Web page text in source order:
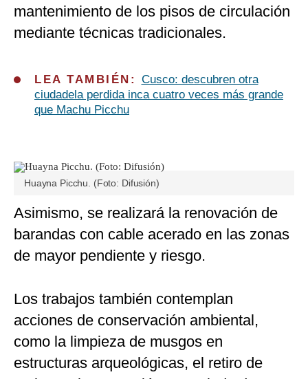
mantenimiento de los pisos de circulación
mediante técnicas tradicionales.
LEA TAMBIÉN: Cusco: descubren otra
ciudadela perdida inca cuatro veces más grande
que Machu Picchu
Huayna Picchu. (Foto: Difusión)
Asimismo, se realizará la renovación de
barandas con cable acerado en las zonas
de mayor pendiente y riesgo.
Los trabajos también contemplan
acciones de conservación ambiental,
como la limpieza de musgos en
estructuras arqueológicas, el retiro de